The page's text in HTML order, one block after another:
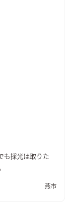
も採光は取りた
燕市